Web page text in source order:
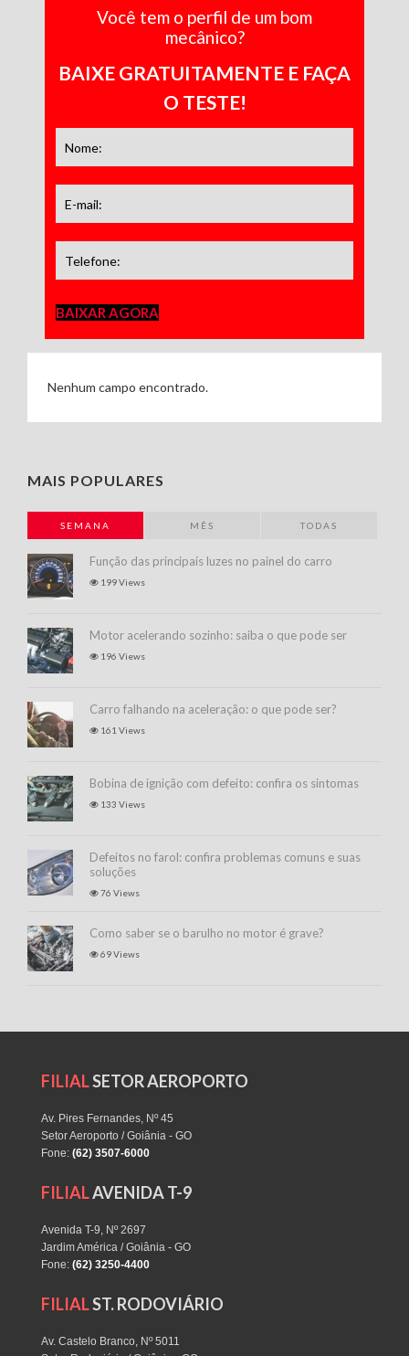
Você tem o perfil de um bom
mecânico?
BAIXE GRATUITAMENTE E FAÇA
O TESTE!
BAIXAR AGORA
Nenhum campo encontrado.
MAIS POPULARES
SEMANA MÊS TODAS
Função das principais luzes no painel do carro
199 Views
Motor acelerando sozinho: saiba o que pode ser
196 Views
Carro falhando na aceleração: o que pode ser?
161 Views
Bobina de ignição com defeito: confira os sintomas
133 Views
Defeitos no farol: confira problemas comuns e suas
soluções
76 Views
Como saber se o barulho no motor é grave?
69 Views
FILIALSETOR AEROPORTO
Av. Pires Fernandes, Nº 45
Setor Aeroporto / Goiânia - GO
Fone: (62) 3507-6000
FILIALAVENIDA T-9
Avenida T-9, Nº 2697
Jardim América / Goiânia - GO
Fone: (62) 3250-4400
FILIALST. RODOVIÁRIO
Av. Castelo Branco, Nº 5011